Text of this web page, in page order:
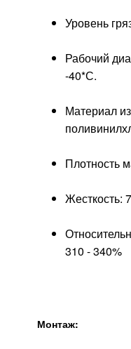
Уровень
Рабочий
-40*С.
Материал
Плотность
Жесткость:
310 - 340%
Монтаж: